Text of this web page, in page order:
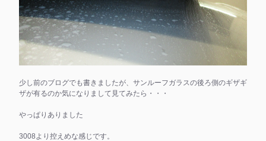
少し前のブログでも書きましたが、サンルーフガラスの後ろ側のギザギ
ザが有るのか気になりまして見てみたら・・・
やっぱりありました
3008より控えめな感じです。